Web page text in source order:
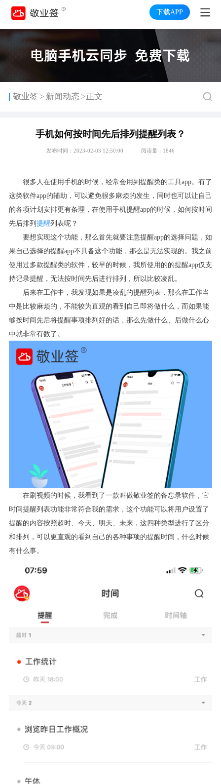
下载APP
敬业签 > 新闻动态 >正文
手机如何按时间先后排列提醒列表？
发布时间：2023-02-03 12:50:00 阅读量：1846
很多人在使用手机的时候，经常会用到提醒类的工具app。有了
这类软件app的辅助，可以避免很多麻烦的发生，同时也可以让自己
的各项计划安排更有条理，在使用手机提醒app的时候，如何按时间
先后排列提醒列表呢？
要想实现这个功能，那么首先就要注意提醒app的选择问题，如
果自己选择的提醒app不具备这个功能，那么是无法实现的。我之前
使用过多款提醒类的软件，较早的时候，我所使用的的提醒app仅支
持记录提醒，无法按时间先后进行排列，所以比较凌乱。
后来在工作中，我发现如果是凌乱的提醒列表，那么在工作当
中是比较麻烦的，不能较为直观的看到自己即将做什么，而如果能
够按时间先后将提醒事项排列好的话，那么先做什么、后做什么心
中就非常有数了。
在刷视频的时候，我看到了一款叫做敬业签的备忘录软件，它
时间提醒列表功能非常符合我的需求，这个功能可以将用户设置了
提醒的内容按照超时、今天、明天、未来，这四种类型进行了区分
和排列，可以更直观的看到自己的各种事项的提醒时间，什么时候
有什么事。